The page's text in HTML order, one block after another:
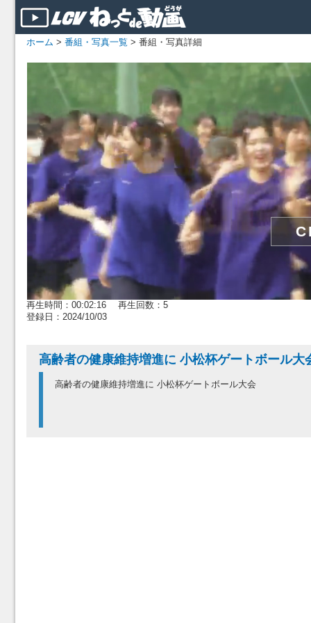
ホーム > 番組・写真一覧 > 番組・写真詳細
再生時間：00:02:16 再生回数：5
登録日：2024/10/03
高齢者の健康維持増進に 小松杯ゲートボール大
高齢者の健康維持増進に 小松杯ゲートボール大会